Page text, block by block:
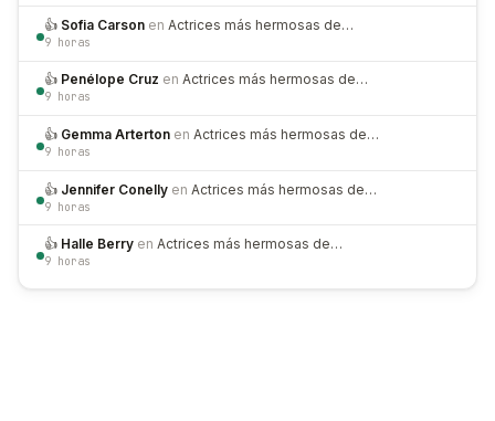
👍 Sofia Carson en Actrices más hermosas de…
9 horas
👍 Penélope Cruz en Actrices más hermosas de…
9 horas
👍 Gemma Arterton en Actrices más hermosas de…
9 horas
👍 Jennifer Conelly en Actrices más hermosas de…
9 horas
👍 Halle Berry en Actrices más hermosas de…
9 horas